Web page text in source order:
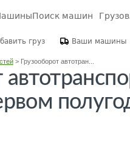
Поиск машин
груз Ваши машины
> Грузооборот автотран...